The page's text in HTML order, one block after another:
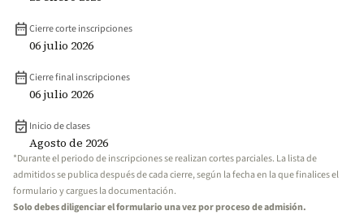
date_rangeCierre corte inscripciones
06 julio 2026
date_rangeCierre final inscripciones
06 julio 2026
event_available Inicio de clases
Agosto de 2026
*Durante el periodo de inscripciones se realizan cortes parciales. La lista de
admitidos se publica después de cada cierre, según la fecha en la que finalices el
formulario y cargues la documentación.
Solo debes diligenciar el formulario una vez por proceso de admisión.